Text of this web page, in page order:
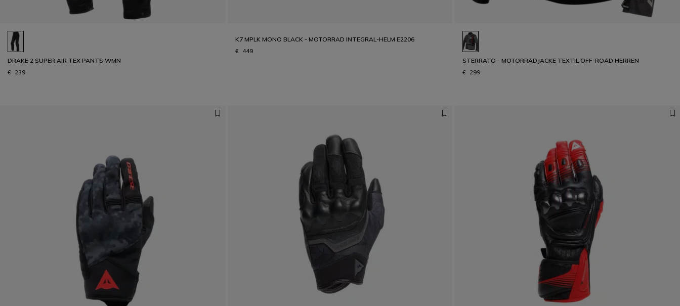
DRAKE 2 SUPER AIR TEX PANTS WMN
€ 239
K7 MPLK MONO BLACK - MOTORRAD INTEGRAL-HELM E2206
€ 449
STERRATO - MOTORRADJACKE TEXTIL OFF-ROAD HERREN
€ 299